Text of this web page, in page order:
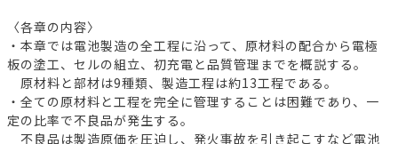
〈各章の内容〉
・本章では電池製造の全工程に沿って、原材料の配合から電極
板の塗工、セルの組立、初充電と品質管理までを概説する。
原材料と部材は9種類、製造工程は約13工程である。
・全ての原材料と工程を完全に管理することは困難であり、一
定の比率で不良品が発生する。
不良品は製造原価を圧迫し、発火事故を引き起こすなど電池